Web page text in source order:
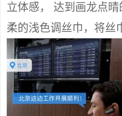
立体感， 达到画龙点
柔的浅色调丝巾，将丝